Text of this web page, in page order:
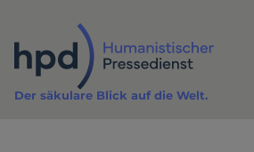
Inhalt
Der säkulare Blick auf die Welt.